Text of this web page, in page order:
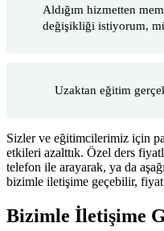
Aldığım hizmetten
değişikliği istiyorum,
Uzaktan eğitim
Sizler ve eğitimcilerimiz için
etkileri azalttık. Özel ders
telefon ile arayarak, ya da
bizimle iletişime geçebilir,
Bizimle İletişime